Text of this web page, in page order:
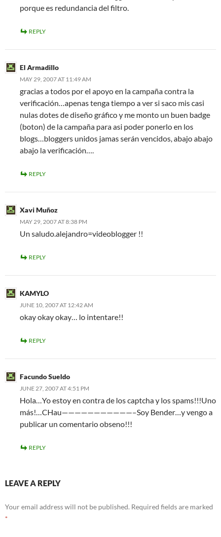
porque es redundancia del filtro.
REPLY
El Armadillo
MAY 29, 2007 AT 11:49 AM
gracias a todos por el apoyo en la campaña contra la
verificación…apenas tenga tiempo a ver si saco mis casi
nulas dotes de diseño gráfico y me monto un buen badge
(boton) de la campaña para asi poder ponerlo en los
blogs…bloggers unidos jamas serán vencidos, abajo abajo
abajo la verificación….
REPLY
Xavi Muñoz
MAY 29, 2007 AT 8:38 PM
Un saludo.alejandro=videoblogger !!
REPLY
KAMYLO
JUNE 10, 2007 AT 12:42 AM
okay okay okay… lo intentare!!
REPLY
Facundo Sueldo
JUNE 27, 2007 AT 4:51 PM
Hola…Yo estoy en contra de los captcha y los spams!!!Uno
más!…CHau———————————–Soy Bender…y vengo a
publicar un comentario obseno!!!
REPLY
LEAVE A REPLY
Your email address will not be published. Required fields are marked
*